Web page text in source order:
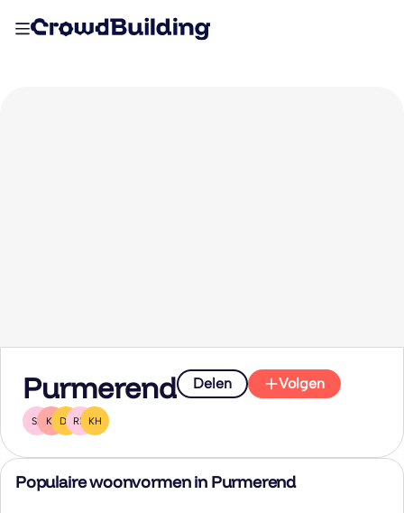
Purmerend Delen Volgen
SZ KS DZ RM KH
Populaire woonvormen in Purmerend